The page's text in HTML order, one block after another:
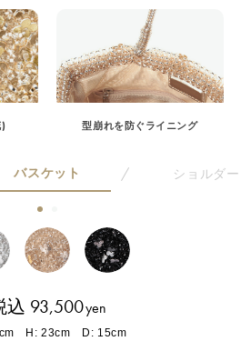
型崩れを防ぐライニング
バスケット ショルダー
込 93,500yen
H: 23cm D: 15cm